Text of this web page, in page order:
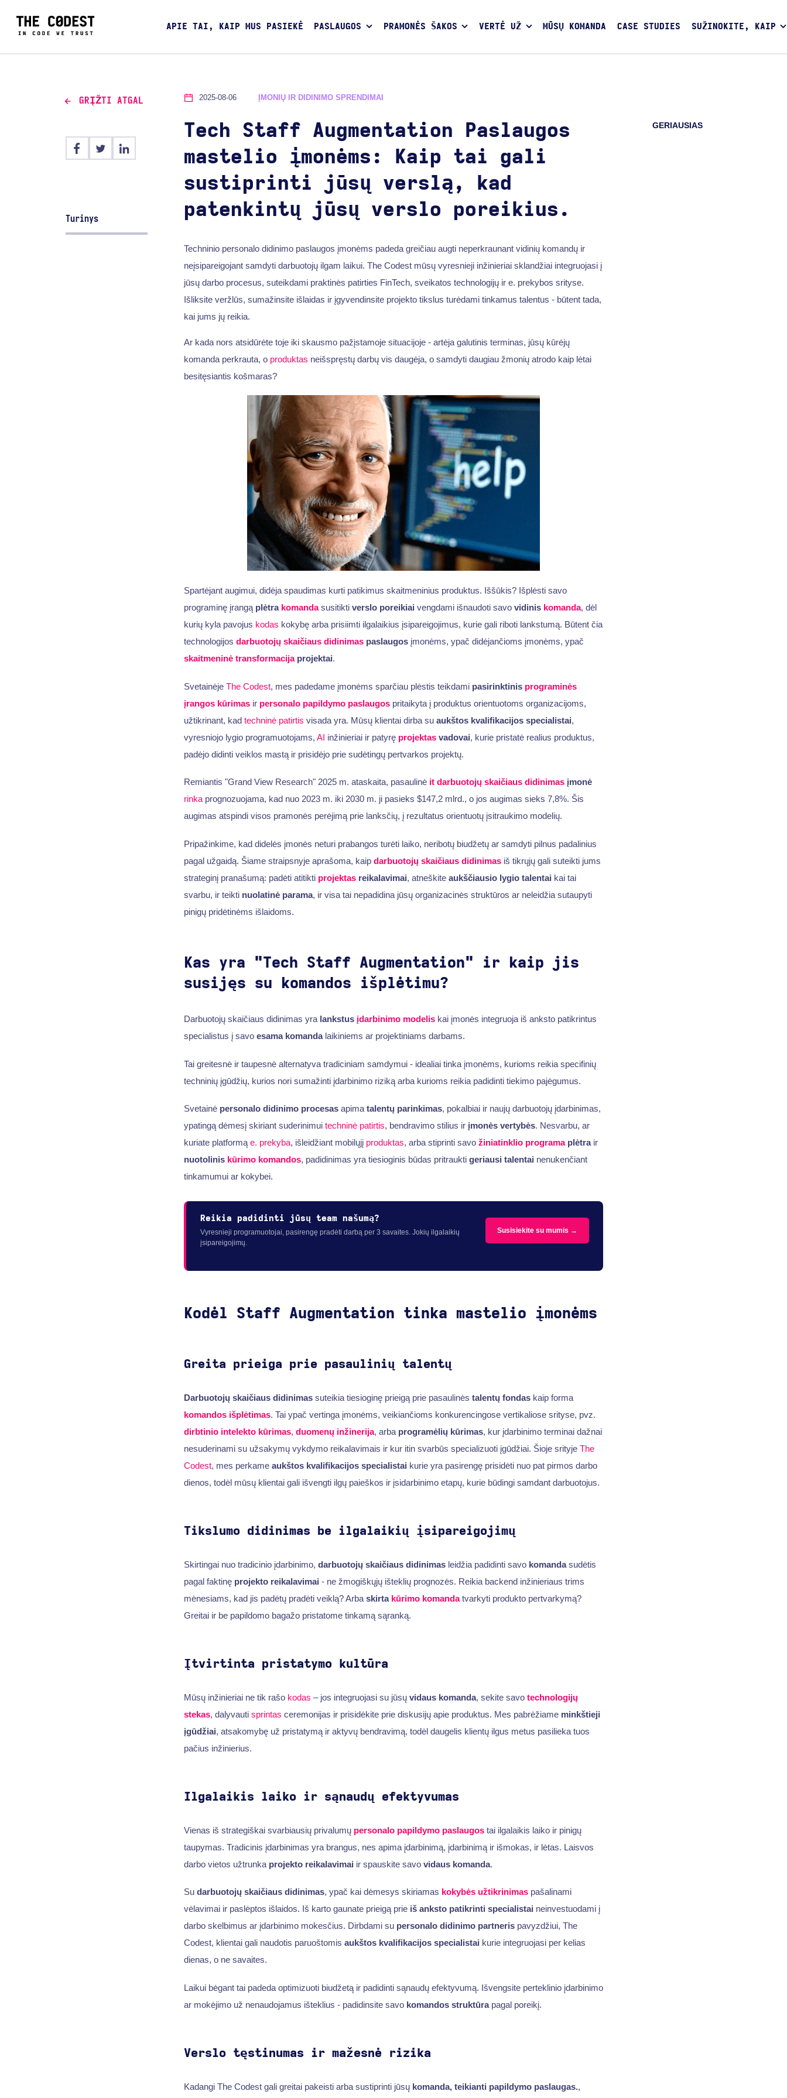
APIE TAI, KAIP MUS PASIEKĖ PASLAUGOS PRAMONĖS ŠAKOS VERTĖ UŽ MŪSŲ KOMANDA CASE STUDIES SUŽINOKITE, KAIP
GRĮŽTI ATGAL
Turinys
2025-08-06 ĮMONIŲ IR DIDINIMO SPRENDIMAI
Tech Staff Augmentation Paslaugos
mastelio įmonėms: Kaip tai gali
sustiprinti jūsų verslą, kad
patenkintų jūsų verslo poreikius.
GERIAUSIAS
Techninio personalo didinimo paslaugos įmonėms padeda greičiau augti neperkraunant vidinių komandų ir
neįsipareigojant samdyti darbuotojų ilgam laikui. The Codest mūsų vyresnieji inžinieriai sklandžiai integruojasi į
jūsų darbo procesus, suteikdami praktinės patirties FinTech, sveikatos technologijų ir e. prekybos srityse.
Išliksite veržlūs, sumažinsite išlaidas ir įgyvendinsite projekto tikslus turėdami tinkamus talentus - būtent tada,
kai jums jų reikia.
Ar kada nors atsidūrėte toje iki skausmo pažįstamoje situacijoje - artėja galutinis terminas, jūsų kūrėjų
komanda perkrauta, o produktas neišspręstų darbų vis daugėja, o samdyti daugiau žmonių atrodo kaip lėtai
besitęsiantis košmaras?
Spartėjant augimui, didėja spaudimas kurti patikimus skaitmeninius produktus. Iššūkis? Išplėsti savo
programinę įrangą plėtra komandasusitikti verslo poreikiai vengdami išnaudoti savo vidinis komanda, dėl
kurių kyla pavojus kodas kokybę arba prisiimti ilgalaikius įsipareigojimus, kurie gali riboti lankstumą. Būtent čia
technologijos darbuotojų skaičiaus didinimaspaslaugosįmonėms, ypač didėjančioms įmonėms, ypač
skaitmeninė transformacijaprojektai.
Svetainėje The Codest, mes padedame įmonėms sparčiau plėstis teikdami pasirinktinis programinės
įrangos kūrimasir personalo papildymo paslaugospritaikyta į produktus orientuotoms organizacijoms,
užtikrinant, kad techninė patirtis visada yra. Mūsų klientai dirba su aukštos kvalifikacijos specialistai,
vyresniojo lygio programuotojams, AI inžinieriai ir patyrę projektasvadovai, kurie pristatė realius produktus,
padėjo didinti veiklos mastą ir prisidėjo prie sudėtingų pertvarkos projektų.
Remiantis "Grand View Research" 2025 m. ataskaita, pasaulinė it darbuotojų skaičiaus didinimasįmonė
rinkaprognozuojama, kad nuo 2023 m. iki 2030 m. ji pasieks $147,2 mlrd., o jos augimas sieks 7,8%. Šis
augimas atspindi visos pramonės perėjimą prie lanksčių, į rezultatus orientuotų įsitraukimo modelių.
Pripažinkime, kad didelės įmonės neturi prabangos turėti laiko, neribotų biudžetų ar samdyti pilnus padalinius
pagal užgaidą. Šiame straipsnyje aprašoma, kaip darbuotojų skaičiaus didinimasiš tikrųjų gali suteikti jums
strateginį pranašumą: padėti atitikti projektasreikalavimai, atneškite aukščiausio lygio talentai kai tai
svarbu, ir teikti nuolatinė parama, ir visa tai nepadidina jūsų organizacinės struktūros ar neleidžia sutaupyti
pinigų pridėtinėms išlaidoms.
Kas yra "Tech Staff Augmentation" ir kaip jis
susijęs su komandos išplėtimu?
Darbuotojų skaičiaus didinimas yra lankstus įdarbinimo modeliskai įmonės integruoja iš anksto patikrintus
specialistus į savo esama komandalaikiniems ar projektiniams darbams.
Tai greitesnė ir taupesnė alternatyva tradiciniam samdymui - idealiai tinka įmonėms, kurioms reikia specifinių
techninių įgūdžių, kurios nori sumažinti įdarbinimo riziką arba kurioms reikia padidinti tiekimo pajėgumus.
Svetainė personalo didinimo procesasapima talentų parinkimas, pokalbiai ir naujų darbuotojų įdarbinimas,
ypatingą dėmesį skiriant suderinimui techninė patirtis, bendravimo stilius ir įmonės vertybės. Nesvarbu, ar
kuriate platformą e. prekyba, išleidžiant mobilųjį produktas, arba stiprinti savo žiniatinklio programaplėtrair
nuotolinis kūrimo komandos, padidinimas yra tiesioginis būdas pritraukti geriausi talentai nenukenčiant
tinkamumui ar kokybei.
Reikia padidinti jūsų team našumą?
Vyresnieji programuotojai, pasirengę pradėti darbą per 3 savaites. Jokių ilgalaikių
įsipareigojimų.
Susisiekite su mumis →
Kodėl Staff Augmentation tinka mastelio įmonėms
Greita prieiga prie pasaulinių talentų
Darbuotojų skaičiaus didinimassuteikia tiesioginę prieigą prie pasaulinės talentų fondaskaip forma
komandos išplėtimas. Tai ypač vertinga įmonėms, veikiančioms konkurencingose vertikaliose srityse, pvz.
dirbtinio intelekto kūrimas, duomenų inžinerija, arba programėlių kūrimas, kur įdarbinimo terminai dažnai
nesuderinami su užsakymų vykdymo reikalavimais ir kur itin svarbūs specializuoti įgūdžiai. Šioje srityje The
Codest, mes perkame aukštos kvalifikacijos specialistai kurie yra pasirengę prisidėti nuo pat pirmos darbo
dienos, todėl mūsų klientai gali išvengti ilgų paieškos ir įsidarbinimo etapų, kurie būdingi samdant darbuotojus.
Tikslumo didinimas be ilgalaikių įsipareigojimų
Skirtingai nuo tradicinio įdarbinimo, darbuotojų skaičiaus didinimasleidžia padidinti savo komandasudėtis
pagal faktinę projekto reikalavimai - ne žmogiškųjų išteklių prognozės. Reikia backend inžinieriaus trims
mėnesiams, kad jis padėtų pradėti veiklą? Arba skirta kūrimo komandatvarkyti produkto pertvarkymą?
Greitai ir be papildomo bagažo pristatome tinkamą sąranką.
Įtvirtinta pristatymo kultūra
Mūsų inžinieriai ne tik rašo kodas – jos integruojasi su jūsų vidaus komanda, sekite savo technologijų
stekas, dalyvauti sprintas ceremonijas ir prisidėkite prie diskusijų apie produktus. Mes pabrėžiame minkštieji
įgūdžiai, atsakomybę už pristatymą ir aktyvų bendravimą, todėl daugelis klientų ilgus metus pasilieka tuos
pačius inžinierius.
Ilgalaikis laiko ir sąnaudų efektyvumas
Vienas iš strategiškai svarbiausių privalumų personalo papildymo paslaugostai ilgalaikis laiko ir pinigų
taupymas. Tradicinis įdarbinimas yra brangus, nes apima įdarbinimą, įdarbinimą ir išmokas, ir lėtas. Laisvos
darbo vietos užtrunka projekto reikalavimai ir spauskite savo vidaus komanda.
Su darbuotojų skaičiaus didinimas, ypač kai dėmesys skiriamas kokybės užtikrinimaspašalinami
vėlavimai ir paslėptos išlaidos. Iš karto gaunate prieigą prie iš anksto patikrinti specialistai neinvestuodami į
darbo skelbimus ar įdarbinimo mokesčius. Dirbdami su personalo didinimo partnerispavyzdžiui, The
Codest, klientai gali naudotis paruoštomis aukštos kvalifikacijos specialistai kurie integruojasi per kelias
dienas, o ne savaites.
Laikui bėgant tai padeda optimizuoti biudžetą ir padidinti sąnaudų efektyvumą. Išvengsite perteklinio įdarbinimo
ar mokėjimo už nenaudojamus išteklius - padidinsite savo komandos struktūrapagal poreikį.
Verslo tęstinumas ir mažesnė rizika
Kadangi The Codest gali greitai pakeisti arba sustiprinti jūsų komanda, teikianti papildymo paslaugas.,